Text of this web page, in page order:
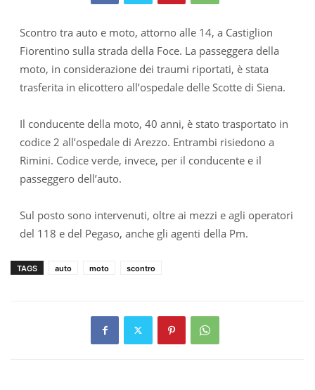
Scontro tra auto e moto, attorno alle 14, a Castiglion
Fiorentino sulla strada della Foce. La passeggera della
moto, in considerazione dei traumi riportati, è stata
trasferita in elicottero all’ospedale delle Scotte di Siena.
Il conducente della moto, 40 anni, è stato trasportato in
codice 2 all’ospedale di Arezzo. Entrambi risiedono a
Rimini. Codice verde, invece, per il conducente e il
passeggero dell’auto.
Sul posto sono intervenuti, oltre ai mezzi e agli operatori
del 118 e del Pegaso, anche gli agenti della Pm.
TAGS auto moto scontro